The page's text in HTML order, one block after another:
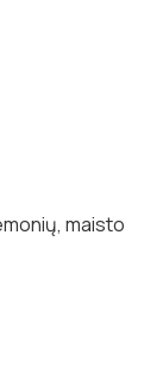
maisto